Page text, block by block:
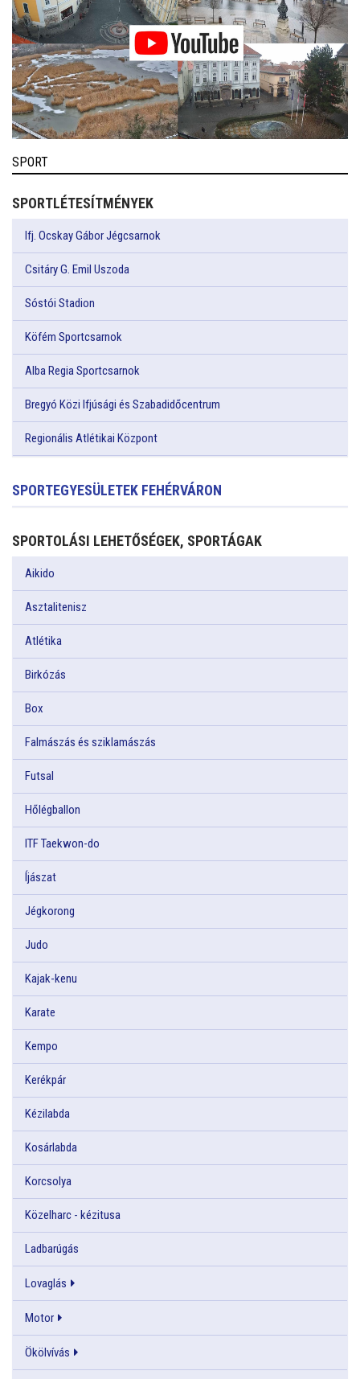
SPORT
SPORTLÉTESÍTMÉNYEK
Ifj. Ocskay Gábor Jégcsarnok
Csitáry G. Emil Uszoda
Sóstói Stadion
Köfém Sportcsarnok
Alba Regia Sportcsarnok
Bregyó Közi Ifjúsági és Szabadidőcentrum
Regionális Atlétikai Központ
SPORTEGYESÜLETEK FEHÉRVÁRON
SPORTOLÁSI LEHETŐSÉGEK, SPORTÁGAK
Aikido
Asztalitenisz
Atlétika
Birkózás
Box
Falmászás és sziklamászás
Futsal
Hőlégballon
ITF Taekwon-do
Íjászat
Jégkorong
Judo
Kajak-kenu
Karate
Kempo
Kerékpár
Kézilabda
Kosárlabda
Korcsolya
Közelharc - kézitusa
Ladbarúgás
Lovaglás
Motor
Ökölvívás